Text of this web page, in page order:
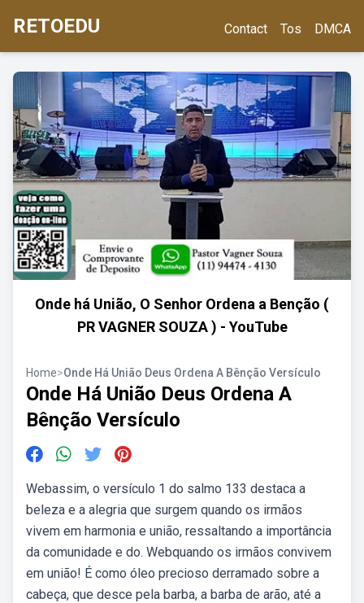
RETOEDU Contact Tos DMCA
Onde há União, O Senhor Ordena a Benção (
PR VAGNER SOUZA ) - YouTube
Home>Onde Há União Deus Ordena A Bênção Versículo
Onde Há União Deus Ordena A
Bênção Versículo
Webassim, o versículo 1 do salmo 133 destaca a
beleza e a alegria que surgem quando os irmãos
vivem em harmonia e união, ressaltando a importância
da comunidade e do. Webquando os irmãos convivem
em união! É como óleo precioso derramado sobre a
cabeça, que desce pela barba, a barba de arão, até a